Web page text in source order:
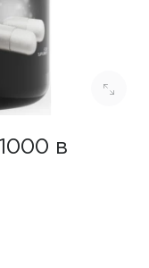
в